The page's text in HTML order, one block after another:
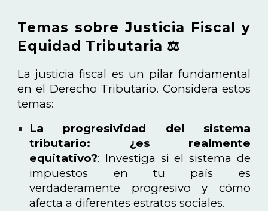
Temas sobre Justicia Fiscal y
Equidad Tributaria ⚖️
La justicia fiscal es un pilar fundamental
en el Derecho Tributario. Considera estos
temas:
La progresividad del sistema
tributario: ¿es realmente
equitativo?: Investiga si el sistema de
impuestos en tu país es
verdaderamente progresivo y cómo
afecta a diferentes estratos sociales.